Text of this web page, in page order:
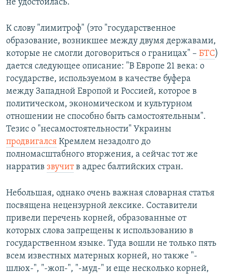
не удостоилась.
К слову "лимитроф" (это "государственное
образование, возникшее между двумя державами,
которые не смогли договориться о границах" – БТС)
дается следующее описание: "В Европе 21 века: о
государстве, используемом в качестве буфера
между Западной Европой и Россией, которое в
политическом, экономическом и культурном
отношении не способно быть самостоятельным".
Тезис о "несамостоятельности" Украины
продвигался Кремлем незадолго до
полномасштабного вторжения, а сейчас тот же
нарратив звучитв адрес балтийских стран.
Небольшая, однако очень важная словарная статья
посвящена нецензурной лексике. Составители
привели перечень корней, образованные от
которых слова запрещены к использованию в
государственном языке. Туда вошли не только пять
всем известных матерных корней, но также "-
шлюх-", "-жоп-", "-муд-" и еще несколько корней,